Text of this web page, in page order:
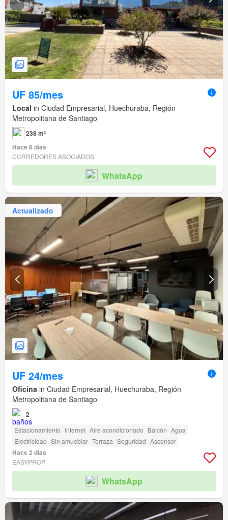
UF 85/mes
Local in Ciudad Empresarial, Huechuraba, Región
Metropolitana de Santiago
238 m²
Hace 6 días
CORREDORES ASOCIADOS
WhatsApp
Actualizado
UF 24/mes
Oficina in Ciudad Empresarial, Huechuraba, Región
Metropolitana de Santiago
2
Estacionamiento Internet Aire acondicionado Balcón Agua
Electricidad Sin amueblar Terraza Seguridad Ascensor
Hace 2 días
EASYPROP
WhatsApp